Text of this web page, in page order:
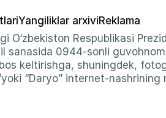
Yangiliklar arxiviReklama
O‘zbekiston Respublikasi
sanasida 0944-sonli
keltirishga, shuningdek,
“Daryo” internet-nashrining